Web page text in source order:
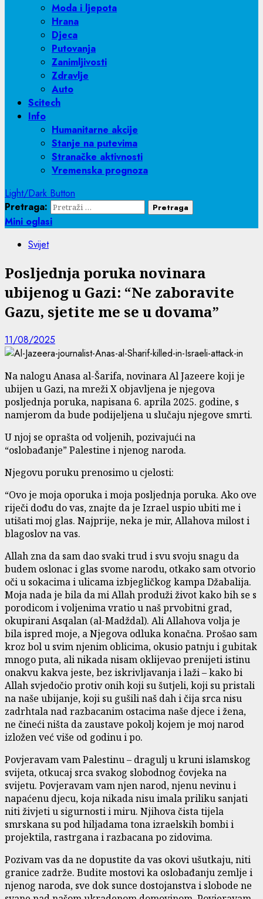
Moda i ljepota
Hrana
Djeca
Putovanja
Zanimljivosti
Zdravlje
Auto
Scitech
Info
Humanitarne akcije
Stanje na putevima
Stranačke aktivnosti
Vremenska prognoza
Light/Dark Button
Pretraga:
Mini oglasi
Svijet
Posljednja poruka novinara
ubijenog u Gazi: “Ne zaboravite
Gazu, sjetite me se u dovama”
11/08/2025
Na nalogu Anasa al-Šarifa, novinara Al Jazeere koji je
ubijen u Gazi, na mreži X objavljena je njegova
posljednja poruka, napisana 6. aprila 2025. godine, s
namjerom da bude podijeljena u slučaju njegove smrti.
U njoj se oprašta od voljenih, pozivajući na
“oslobađanje” Palestine i njenog naroda.
Njegovu poruku prenosimo u cjelosti:
“Ovo je moja oporuka i moja posljednja poruka. Ako ove
riječi dođu do vas, znajte da je Izrael uspio ubiti me i
utišati moj glas. Najprije, neka je mir, Allahova milost i
blagoslov na vas.
Allah zna da sam dao svaki trud i svu svoju snagu da
budem oslonac i glas svome narodu, otkako sam otvorio
oči u sokacima i ulicama izbjegličkog kampa Džabalija.
Moja nada je bila da mi Allah produži život kako bih se s
porodicom i voljenima vratio u naš prvobitni grad,
okupirani Asqalan (al-Madždal). Ali Allahova volja je
bila ispred moje, a Njegova odluka konačna. Prošao sam
kroz bol u svim njenim oblicima, okusio patnju i gubitak
mnogo puta, ali nikada nisam oklijevao prenijeti istinu
onakvu kakva jeste, bez iskrivljavanja i laži – kako bi
Allah svjedočio protiv onih koji su šutjeli, koji su pristali
na naše ubijanje, koji su gušili naš dah i čija srca nisu
zadrhtala nad razbacanim ostacima naše djece i žena,
ne čineći ništa da zaustave pokolj kojem je moj narod
izložen već više od godinu i po.
Povjeravam vam Palestinu – dragulj u kruni islamskog
svijeta, otkucaj srca svakog slobodnog čovjeka na
svijetu. Povjeravam vam njen narod, njenu nevinu i
napaćenu djecu, koja nikada nisu imala priliku sanjati
niti živjeti u sigurnosti i miru. Njihova čista tijela
smrskana su pod hiljadama tona izraelskih bombi i
projektila, rastrgana i razbacana po zidovima.
Pozivam vas da ne dopustite da vas okovi ušutkaju, niti
granice zadrže. Budite mostovi ka oslobađanju zemlje i
njenog naroda, sve dok sunce dostojanstva i slobode ne